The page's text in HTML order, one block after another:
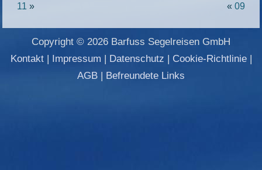
11 » « 09
Copyright © 2026 Barfuss Segelreisen GmbH
Kontakt| Impressum | Datenschutz | Cookie-Richtlinie|
AGB | Befreundete Links